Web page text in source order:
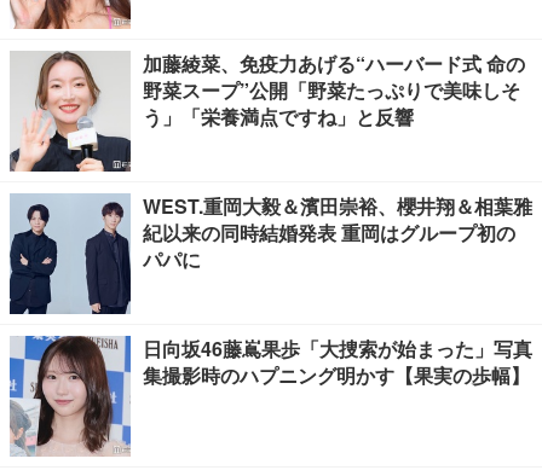
加藤綾菜、免疫力あげる“ハーバード式 命の
野菜スープ”公開「野菜たっぷりで美味しそ
う」「栄養満点ですね」と反響
WEST.重岡大毅＆濱田崇裕、櫻井翔＆相葉雅
紀以来の同時結婚発表 重岡はグループ初の
パパに
日向坂46藤嶌果歩「大捜索が始まった」写真
集撮影時のハプニング明かす【果実の歩幅】